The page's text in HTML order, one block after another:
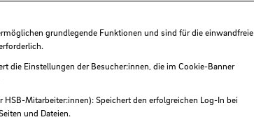
der
zur
grundlegende Funktionen und sind für die einwandfreie
die Einstellungen der Besucher:innen, die im Cookie-Banner
HSB-Mitarbeiter:innen): Speichert den erfolgreichen Log-In bei
und Dateien.